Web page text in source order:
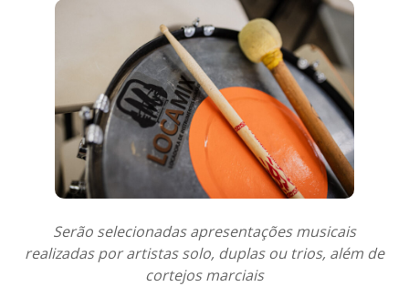
Serão selecionadas apresentações musicais
realizadas por artistas solo, duplas ou trios, além de
cortejos marciais